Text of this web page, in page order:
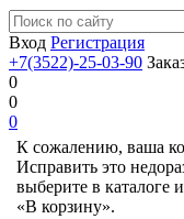
Вход Регистрация
+7(3522)-25-03-90
0
0
0
К сожалению, ваша
Исправить это
выберите в
«В корзину».